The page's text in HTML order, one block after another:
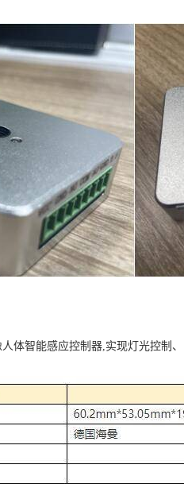
智能感应控制器,实现灯光控制